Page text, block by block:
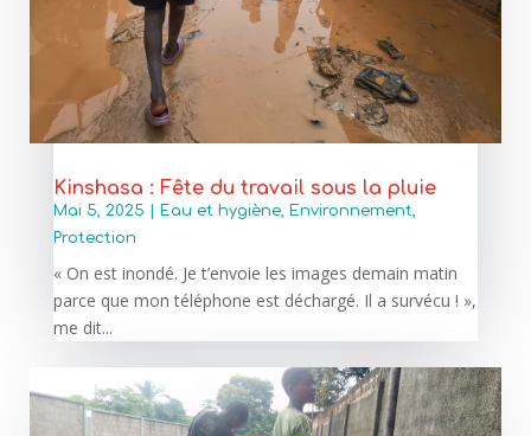
Kinshasa : Fête du travail sous la pluie
Mai 5, 2025 Eau et hygiène, Environnement,
Protection
« On est inondé. Je t’envoie les images demain matin
parce que mon téléphone est déchargé. Il a survécu ! »,
me dit...